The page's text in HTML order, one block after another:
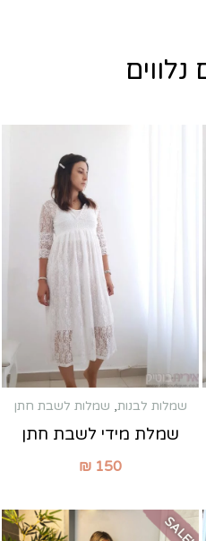
נלווים
שמלות לבנות, שמלות לשבת חתן
שמלת מידי לשבת חתן
₪ 150
SALE!